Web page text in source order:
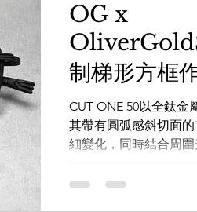
OG x
制梯形方框
CUT ONE 50以全鈦金
其帶有圓弧感斜切面
細變化，同時結合周
色，光明磊落的精緻
獨特的個人風格。 OG